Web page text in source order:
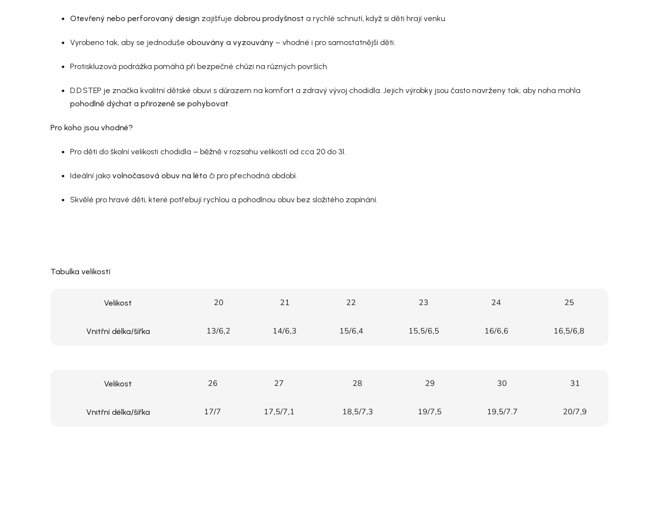
Otevřený nebo perforovaný design zajišťuje dobrou prodyšnost a rychlé schnutí, když si děti hrají venku.
Vyrobeno tak, aby se jednoduše obouvány a vyzouvány – vhodné i pro samostatnější děti.
Protiskluzová podrážka pomáhá při bezpečné chůzi na různých površích.
D.D.STEP je značka kvalitní dětské obuvi s důrazem na komfort a zdravý vývoj chodidla. Jejich výrobky jsou často navrženy tak, aby noha mohla
pohodlně dýchat a přirozeně se pohybovat.
Pro koho jsou vhodné?
Pro děti do školní velikosti chodidla – běžně v rozsahu velikostí od cca 20 do 31.
Ideální jako volnočasová obuv na léto či pro přechodná období.
Skvělé pro hravé děti, které potřebují rychlou a pohodlnou obuv bez složitého zapínání.
Tabulka velikostí
Velikost 20 21 22 23 24 25
Vnitřní délka/šířka 13/6,2 14/6,3 15/6,4 15,5/6,5 16/6,6 16,5/6,8
Velikost 26 27 28 29 30 31
Vnitřní délka/šířka 17/7 17,5/7,1 18,5/7,3 19/7,5 19,5/7.7 20/7,9